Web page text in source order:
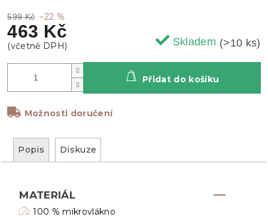
599 Kč –22 %
463 Kč
Skladem (>10 ks)
Možnosti doručení
Přidat do košíku
Popis Diskuze
MATERIÁL
100 % mikrovlákno